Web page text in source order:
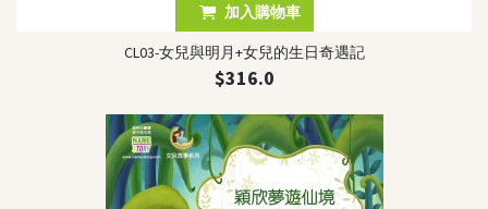
加入購物車
CL03-女兒與明月+女兒的生日奇遇記
$316.0